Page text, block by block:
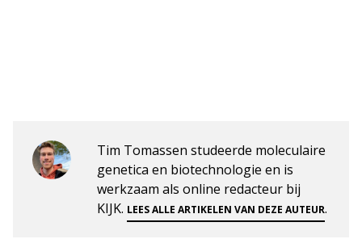
Tim Tomassen studeerde moleculaire
genetica en biotechnologie en is
werkzaam als online redacteur bij
KIJK. LEES ALLE ARTIKELEN VAN DEZE AUTEUR.